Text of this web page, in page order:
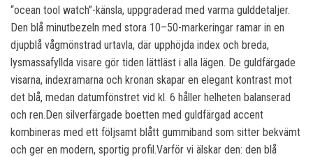
“ocean tool watch”-känsla, uppgraderad med varma gulddetaljer.
Den blå minutbezeln med stora 10–50-markeringar ramar in en
djupblå vågmönstrad urtavla, där upphöjda index och breda,
lysmassafyllda visare gör tiden lättläst i alla lägen. De guldfärgade
visarna, indexramarna och kronan skapar en elegant kontrast mot
det blå, medan datumfönstret vid kl. 6 håller helheten balanserad
och ren.Den silverfärgade boetten med guldfärgad accent
kombineras med ett följsamt blått gummiband som sitter bekvämt
och ger en modern, sportig profil.Varför vi älskar den: den blå